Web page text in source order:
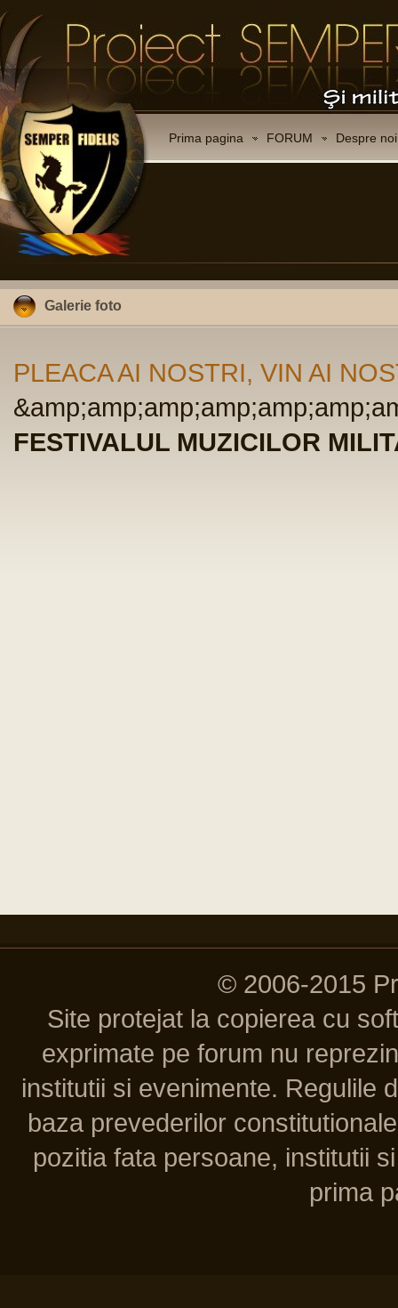
Prima pagina FORUM Despre noi
Galerie foto
PLEACA AI NOSTRI, VIN AI
FESTIVALUL MUZICILOR
© 2006-2015
Site protejat la copierea cu
exprimate pe forum nu
institutii si evenimente. Regulile
baza prevederilor
pozitia fata persoane, institutii
prima